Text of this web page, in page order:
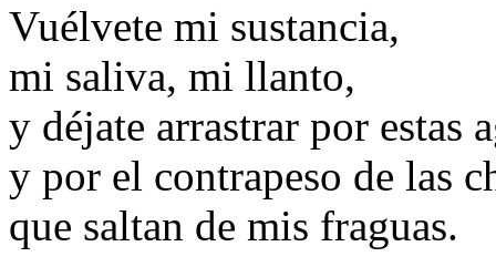
Vuélvete mi sustancia,
mi saliva, mi llanto,
y déjate arrastrar por estas
y por el contrapeso de las
que saltan de mis fraguas.